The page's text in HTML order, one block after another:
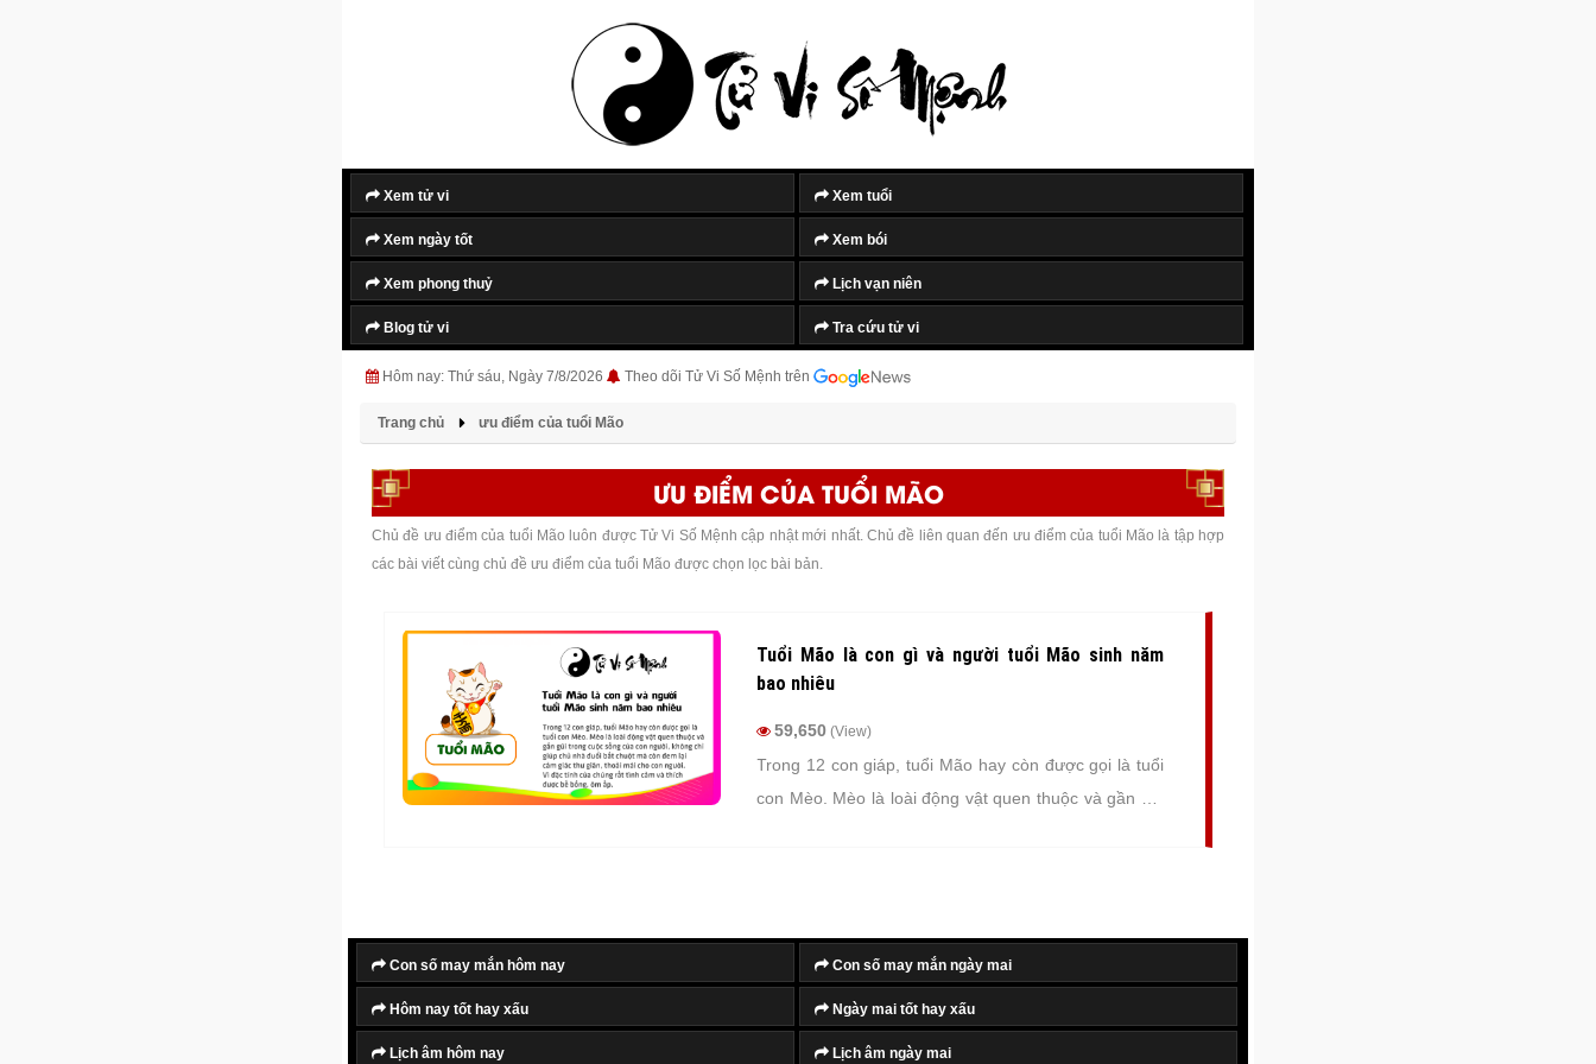
Xem tử vi Xem tuổi
Xem ngày tốt Xem bói
Xem phong thuỷ Lịch vạn niên
Blog tử vi Tra cứu tử vi
Hôm nay: Thứ sáu, Ngày 7/8/2026 Theo dõi Tử Vi Số Mệnh trên
Trang chủ ưu điểm của tuổi Mão
ƯU ĐIỂM CỦA TUỔI MÃO
Chủ đề ưu điểm của tuổi Mão luôn được Tử Vi Số Mệnh cập nhật mới nhất. Chủ đề liên quan đến ưu điểm của tuổi Mão là tập hợp
các bài viết cùng chủ đề ưu điểm của tuổi Mão được chọn lọc bài bản.
Tuổi Mão là con gì và người tuổi Mão sinh năm
bao nhiêu
59,650 (View)
Trong 12 con giáp, tuổi Mão hay còn được gọi là tuổi
con Mèo. Mèo là loài động vật quen thuộc và gần gũi
Con số may mắn hôm nay Con số may mắn ngày mai
Hôm nay tốt hay xấu Ngày mai tốt hay xấu
Lịch âm hôm nay Lịch âm ngày mai